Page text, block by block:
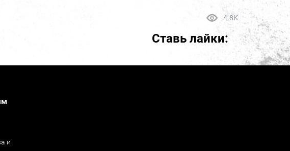
4.8K
Ставь лайки:
и